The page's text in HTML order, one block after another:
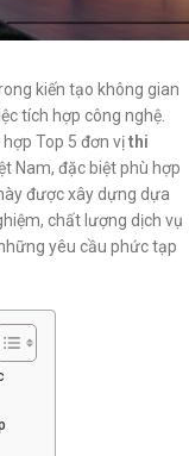
kiến tạo không gian
tích hợp công nghệ.
Top 5 đơn vịthi
Nam, đặc biệt phù hợp
được xây dựng dựa
chất lượng dịch vụ
yêu cầu phức tạp